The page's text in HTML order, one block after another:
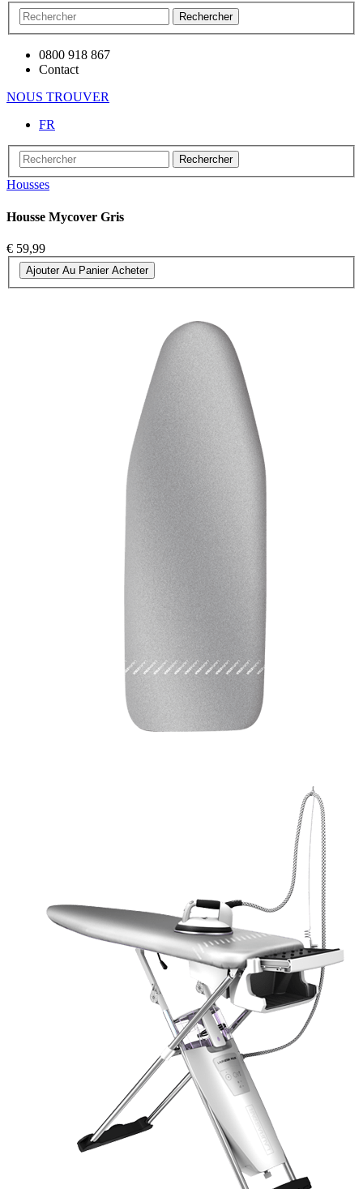
Rechercher
0800 918 867
Contact
NOUS TROUVER
FR
Rechercher
Housses
Housse Mycover Gris
€ 59,99
Ajouter Au Panier Acheter